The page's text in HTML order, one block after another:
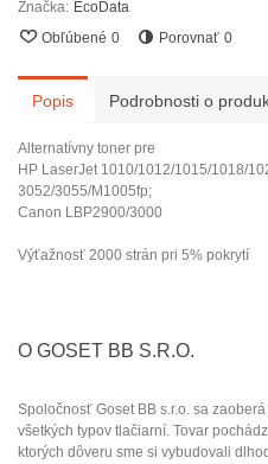
Značka: EcoData
Obľúbené 0 Porovnať 0
Popis Podrobnosti o
Alternatívny toner pre
HP LaserJet 1010/1012/1015/1018/
3052/3055/
Canon LBP2900/3000
Výťažnosť 2000 strán pri 5% pokrytí
O GOSET BB S.R.O.
Spoločnosť Goset BB s.r.o. sa
všetkých typov tlačiarní. Tovar
ktorých dôveru sme si vybudovali